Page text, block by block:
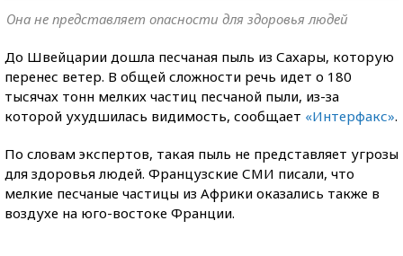
Она не представляет опасности для здоровья людей
До Швейцарии дошла песчаная пыль из Сахары, которую
перенес ветер. В общей сложности речь идет о 180
тысячах тонн мелких частиц песчаной пыли, из-за
которой ухудшилась видимость, сообщает «Интерфакс».
По словам экспертов, такая пыль не представляет угрозы
для здоровья людей. Французские СМИ писали, что
мелкие песчаные частицы из Африки оказались также в
воздухе на юго-востоке Франции.